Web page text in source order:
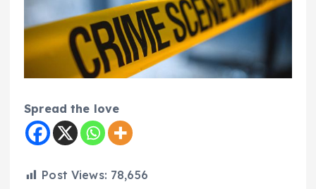
Spread the love
Post Views: 78,656